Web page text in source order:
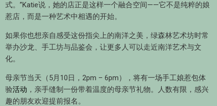
式。”Katie说，她的店正是这样一个融合空间——它不是纯粹的娘
惹店，而是一种艺术中相遇的开始。
如果你也想亲自感受这份指尖上的南洋之美，绿森林艺术坊时常
举办沙龙、手工坊与品鉴会，让更多人可以走近南洋艺术与文
化。
母亲节当天（5月10日，2pm – 6pm），将有一场手工娘惹包体
验活动 ，亲手缝制一份带着温度的母亲节礼物。人数有限，感兴
趣的朋友欢迎提前报名。